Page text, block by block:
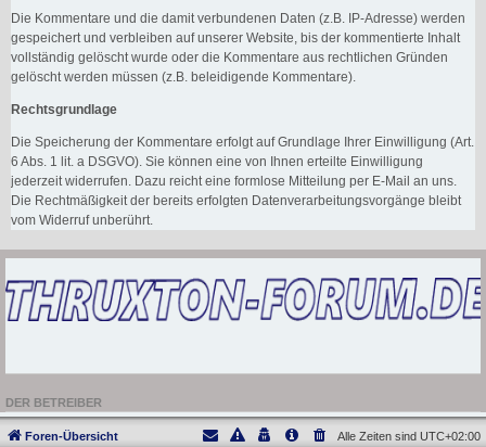
Die Kommentare und die damit verbundenen Daten (z.B. IP-Adresse) werden
gespeichert und verbleiben auf unserer Website, bis der kommentierte Inhalt
vollständig gelöscht wurde oder die Kommentare aus rechtlichen Gründen
gelöscht werden müssen (z.B. beleidigende Kommentare).
Rechtsgrundlage
Die Speicherung der Kommentare erfolgt auf Grundlage Ihrer Einwilligung (Art.
6 Abs. 1 lit. a DSGVO). Sie können eine von Ihnen erteilte Einwilligung
jederzeit widerrufen. Dazu reicht eine formlose Mitteilung per E-Mail an uns.
Die Rechtmäßigkeit der bereits erfolgten Datenverarbeitungsvorgänge bleibt
vom Widerruf unberührt.
DER BETREIBER
Foren-Übersicht Alle Zeiten sind UTC+02:00